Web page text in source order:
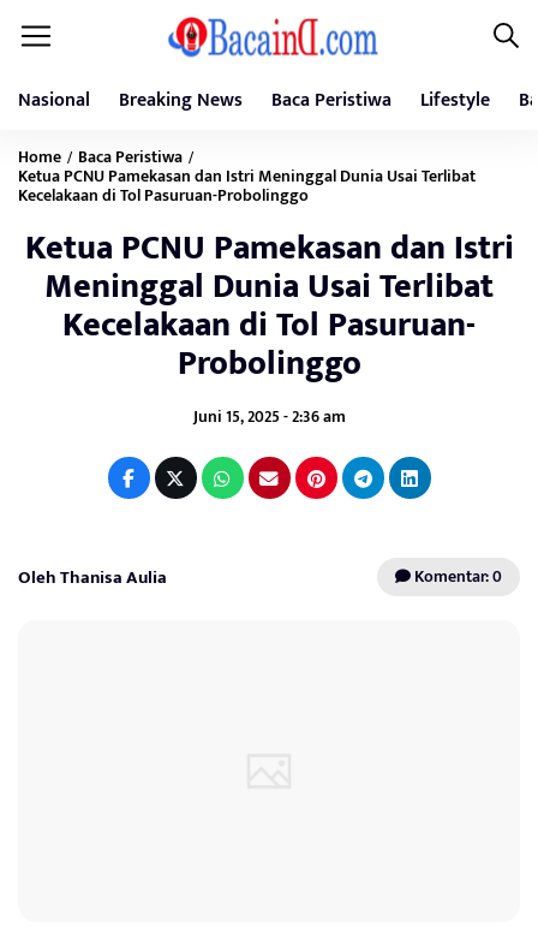
Nasional Breaking News Baca Peristiwa Lifestyle
Home / Baca Peristiwa /
Ketua PCNU Pamekasan dan Istri Meninggal Dunia Usai Terlibat
Kecelakaan di Tol Pasuruan-Probolinggo
Ketua PCNU Pamekasan dan Istri
Meninggal Dunia Usai Terlibat
Kecelakaan di Tol Pasuruan-
Probolinggo
Juni 15, 2025 - 2:36 am
Oleh Thanisa Aulia Komentar: 0